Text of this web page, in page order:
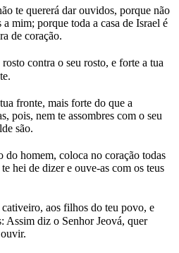
te quererá dar ouvidos, porque não
mim; porque toda a casa de Israel é
de coração.
contra o seu rosto, e forte a tua
fronte, mais forte do que a
pois, nem te assombres com o seu
são.
do homem, coloca no coração todas
hei de dizer e ouve-as com os teus
aos filhos do teu povo, e
Assim diz o Senhor Jeová, quer